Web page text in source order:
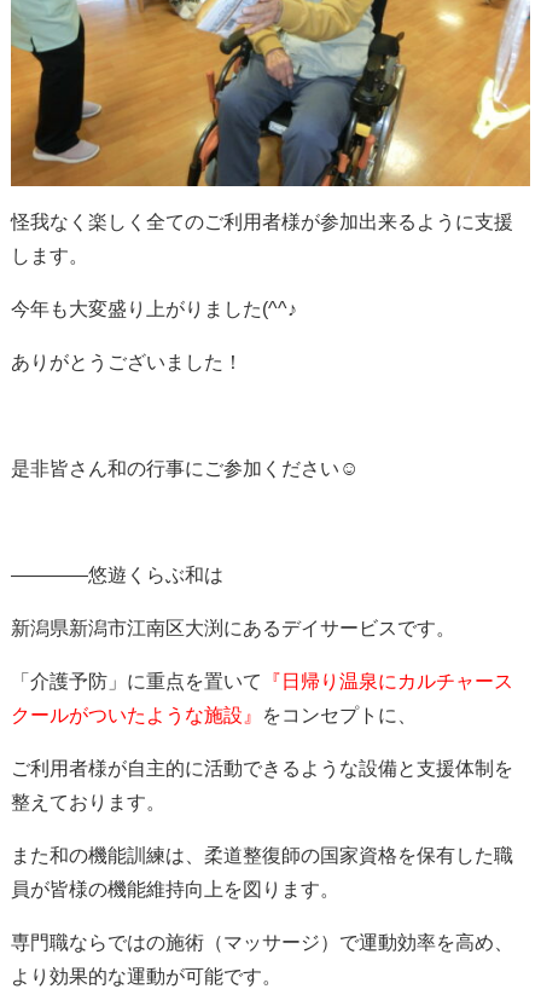
怪我なく楽しく全てのご利用者様が参加出来るように支援
します。
今年も大変盛り上がりました(^^♪
ありがとうございました！
是非皆さん和の行事にご参加ください☺
————悠遊くらぶ和は
新潟県新潟市江南区大渕にあるデイサービスです。
「介護予防」に重点を置いて
『日帰り温泉にカルチャース
クールがついたような施設』 をコンセプトに、
ご利用者様が自主的に活動できるような設備と支援体制を
整えております。
また和の機能訓練は、柔道整復師の国家資格を保有した職
員が皆様の機能維持向上を図ります。
専門職ならではの施術（マッサージ）で運動効率を高め、
より効果的な運動が可能です。